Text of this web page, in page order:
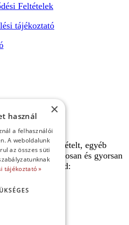
Feltételek
tájékoztató
részvételt, egyéb
biztonságosan és gyorsan
is kifizetheted:
×
használ
a felhasználói
A weboldalunk
az összes süti
tájékoztató »